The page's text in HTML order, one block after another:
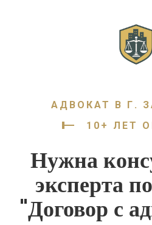
АДВОКАТ В Г.
10+ ЛЕТ
Нужна
эксперта
"Договор с